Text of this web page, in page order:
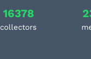
16378
collectors